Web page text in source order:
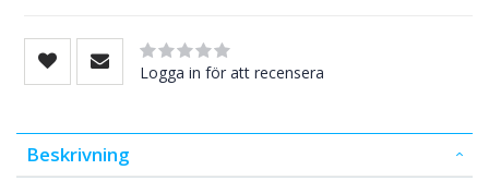
Rating:
0% of100
Logga in för att recensera
Beskrivning